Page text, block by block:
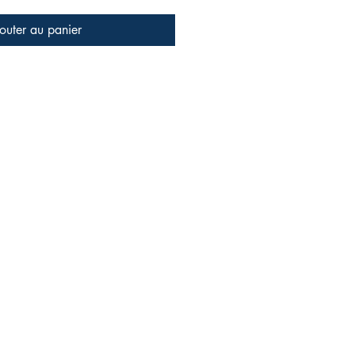
au panier